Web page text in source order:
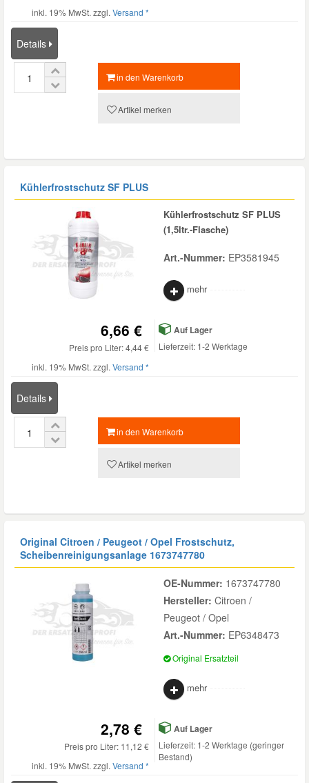
inkl. 19% MwSt. zzgl. Versand *
Details
in den Warenkorb
Artikel merken
Kühlerfrostschutz SF PLUS
Kühlerfrostschutz SF PLUS
(1,5ltr.-Flasche)
Art.-Nummer: EP3581945
mehr
6,66 €
Preis pro Liter: 4,44 €
inkl. 19% MwSt. zzgl. Versand *
Auf Lager
Lieferzeit: 1-2 Werktage
Details
in den Warenkorb
Artikel merken
Original Citroen / Peugeot / Opel Frostschutz,
Scheibenreinigungsanlage 1673747780
OE-Nummer: 1673747780
Hersteller: Citroen /
Peugeot / Opel
Art.-Nummer: EP6348473
Original Ersatzteil
mehr
2,78 €
Preis pro Liter: 11,12 €
inkl. 19% MwSt. zzgl. Versand *
Auf Lager
Lieferzeit: 1-2 Werktage (geringer
Bestand)